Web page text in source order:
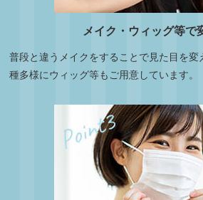
メイク・ウィッグ等で
普段と違うメイクをすることで見た目を
種多様にウィッグ等もご用意しています。